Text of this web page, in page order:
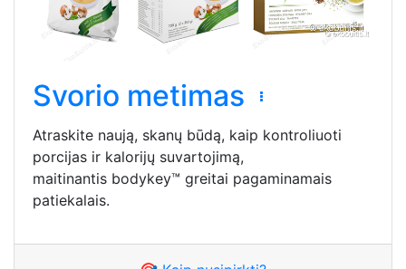
Svorio metimas
Atraskite naują, skanų būdą, kaip kontroliuoti
porcijas ir kalorijų suvartojimą,
maitinantis bodykey™ greitai pagaminamais
patiekalais.